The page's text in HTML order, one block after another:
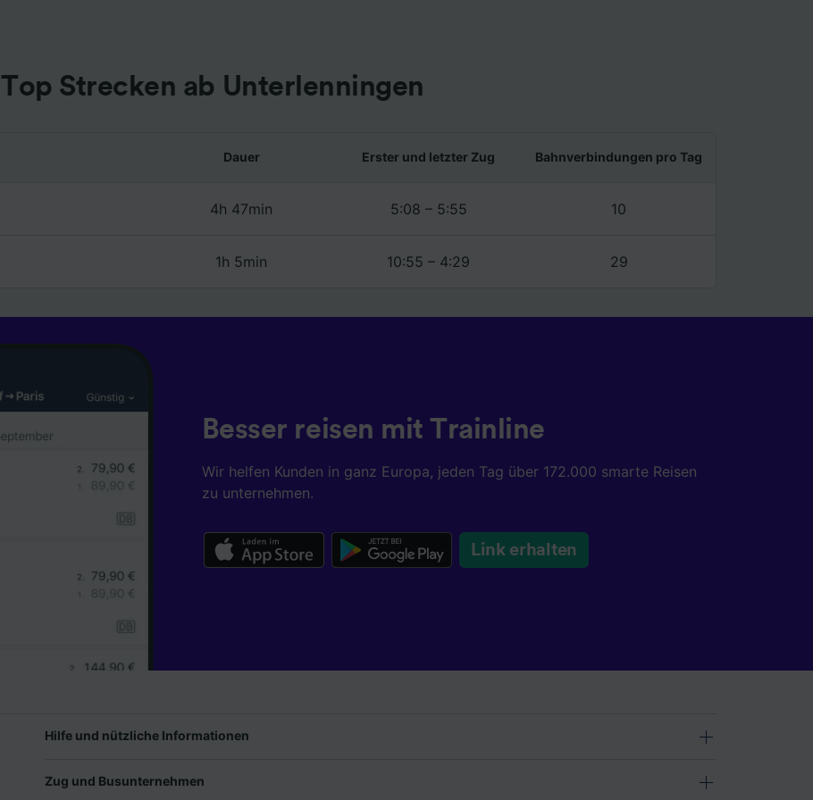
Top Strecken ab Unterlenningen
Dauer Erster und letzter Zug Bahnverbindungen pro Tag
4h 47min 5:08 – 5:55 10
1h 5min 10:55 – 4:29 29
Besser reisen mit Trainline
Wir helfen Kunden in ganz Europa, jeden Tag über 172.000 smarte Reisen
zu unternehmen.
Link erhalten
Hilfe und nützliche Informationen
Zug und Busunternehmen